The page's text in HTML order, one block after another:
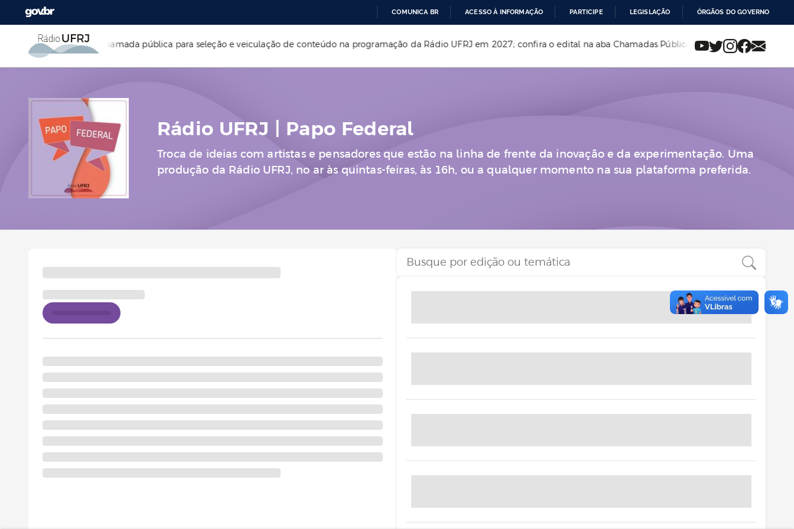
PARA
COMUNICA BR ACESSO À INFORMAÇÃO PARTICIPE LEGISLAÇÃO ÓRGÃOS DO GOVERNO
• Está aberta chamada pública para seleção e veiculação de conteúdo na programação da Rádio UFRJ em 2027; confira o edital na aba Chamadas Públicas • Também está aberta
Rádio UFRJ | Papo Federal
Troca de ideias com artistas e pensadores que estão na linha de frente da inovação e da experimentação. Uma
produção da Rádio UFRJ, no ar às quintas-feiras, às 16h, ou a qualquer momento na sua plataforma preferida.